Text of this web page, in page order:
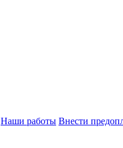
Наши работы Внести